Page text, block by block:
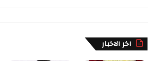
اخر الاخبار